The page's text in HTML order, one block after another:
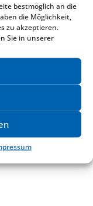
bestmöglich an die
die Möglichkeit,
zu akzeptieren.
Sie in unserer
für die Kinder
zum
leisten.
Ihnen
machen wir